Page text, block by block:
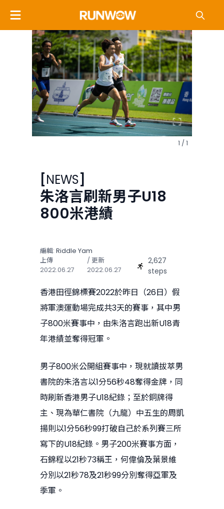
1 / 1
NEWS
朱洛言刷新男子U18
800米港績
編輯: Riddle Yam
上傳
2022.06.27
/ 更新
2022.06.27
2,627
steps
香港田徑錦標賽2022於昨日（26日）假
將軍澳運動場完成共3天的賽事，其中男
子800米賽事中，由朱洛言跑出新U18青
年港績並奪得冠軍。
男子800米公開組賽事中，現就讀拔萃男
書院的朱洛言以1分56秒48奪得金牌，同
時刷新香港男子U18紀錄；至於銅牌得
主、現為華仁書院（九龍）中五生的周凱
揚則以1分56秒99打破自己於系列賽三所
寫下的U18紀錄。男子200米賽事方面，
石錦程以21秒73稱王，何偉倫及葉景維
分別以21秒78及21秒99分別奪得亞軍及
季軍。